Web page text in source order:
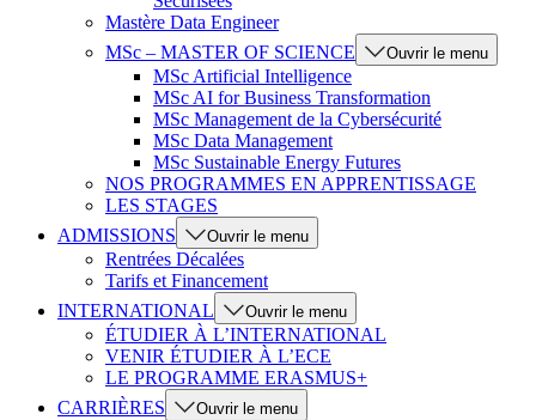
Mastère Data Engineer
MSc – MASTER OF SCIENCE
Ouvrir le menu
MSc Artificial Intelligence
MSc AI for Business Transformation
MSc Management de la Cybersécurité
MSc Data Management
MSc Sustainable Energy Futures
NOS PROGRAMMES EN APPRENTISSAGE
LES STAGES
ADMISSIONS
Ouvrir le menu
Rentrées Décalées
Tarifs et Financement
INTERNATIONAL
Ouvrir le menu
ÉTUDIER À L’INTERNATIONAL
VENIR ÉTUDIER À L’ECE
LE PROGRAMME ERASMUS+
CARRIÈRES
Ouvrir le menu